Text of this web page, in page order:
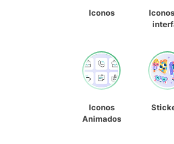
Iconos
Iconos
Animados